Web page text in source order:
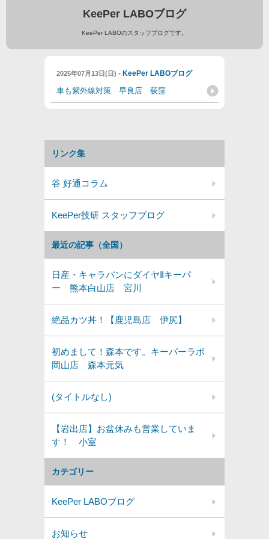
KeePer LABOブログ
KeePer LABOのスタッフブログです。
2025年07月13日(日) - KeePer LABOブログ
車も紫外線対策 早良店 荻窪
カテゴリー
KeePer LABOブログ
お知らせ
最近の記事（全国）
日産・キャラバンにダイヤⅡキーパ
ー 熊本白山店 宮川
絶品カツ丼！【鹿児島店 伊尻】
初めまして！森本です。キーパーラボ
岡山店 森本元気
(タイトルなし)
【岩出店】お盆休みも営業していま
す！ 小室
リンク集
谷 好通コラム
KeePer技研 スタッフブログ